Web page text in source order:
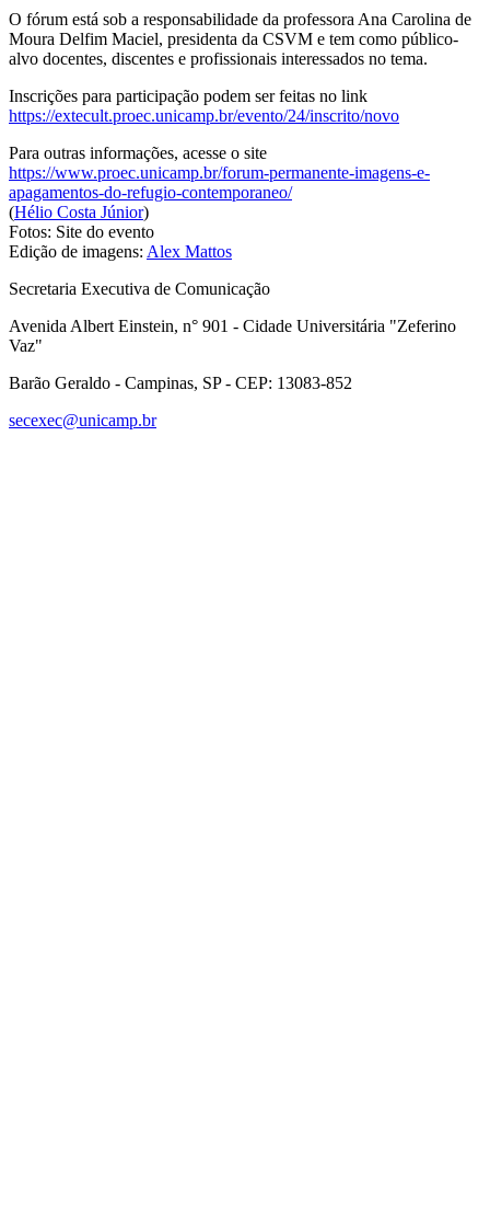
O fórum está sob a responsabilidade da professora Ana Carolina de
Moura Delfim Maciel, presidenta da CSVM e tem como público-
alvo docentes, discentes e profissionais interessados no tema.
Inscrições para participação podem ser feitas no link
https://extecult.proec.unicamp.br/evento/24/inscrito/novo
Para outras informações, acesse o site
https://www.proec.unicamp.br/forum-permanente-imagens-e-
apagamentos-do-refugio-contemporaneo/
(Hélio Costa Júnior)
Fotos: Site do evento
Edição de imagens: Alex Mattos
Secretaria Executiva de Comunicação
Avenida Albert Einstein, n° 901 - Cidade Universitária "Zeferino
Vaz"
Barão Geraldo - Campinas, SP - CEP: 13083-852
secexec@unicamp.br